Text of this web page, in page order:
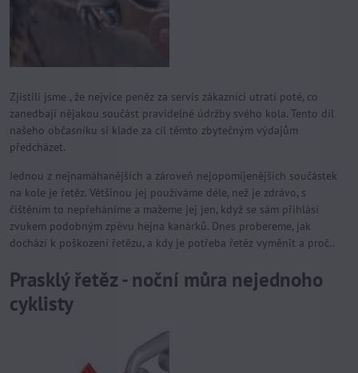
Zjistili jsme , že nejvíce peněz za servis zákazníci utratí poté, co
zanedbají nějakou součást pravidelné údržby svého kola. Tento díl
našeho občasníku si klade za cíl těmto zbytečným výdajům
předcházet.
Jednou z nejnamáhanějších a zároveň nejopomíjenějších součástek
na kole je řetěz. Většinou jej používáme déle, než je zdrávo, s
čištěním to nepřeháníme a mažeme jej jen, když se sám přihlásí
zvukem podobným zpěvu hejna kanárků. Dnes probereme, jak
dochází k poškození řetězu, a kdy je potřeba řetěz vyměnit a proč..
Prasklý řetěz - noční můra nejednoho
cyklisty